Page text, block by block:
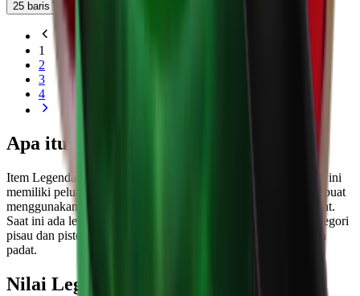
25 baris
1
2
3
4
Apa itu Rarity Legendary di MM2?
Item Legendary berada satu tier di bawah Godly di MM2. Item ini
memiliki peluang 5% untuk dibuka dari crate dan juga dapat dibuat
menggunakan dua belas rare shards atau diperoleh melalui event.
Saat ini ada lebih dari 50 senjata Legendary dalam game di kategori
pisau dan pistol, menjadikannya salah satu tier rarity yang lebih
padat.
Nilai Legendary MM2